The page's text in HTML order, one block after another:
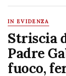
IN EVIDENZA
Striscia
Padre
fuoco,